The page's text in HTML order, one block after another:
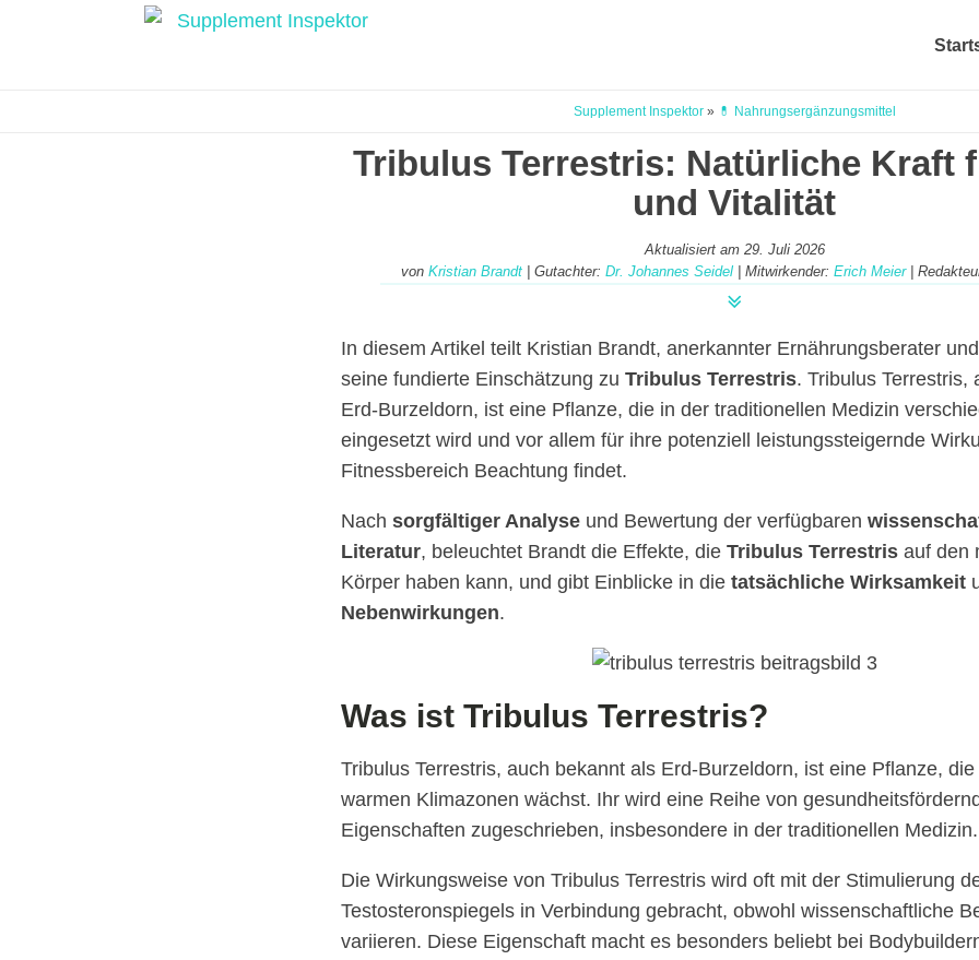
Supplement Inspektor» 💊 Nahrungsergänzungsmittel
Tribulus Terrestris: Natürliche Kraft
und Vitalität
Aktualisiert am 29. Juli 2026
von Kristian Brandt | Gutachter: Dr. Johannes Seidel | Mitwirkender: Erich Meier|
In diesem Artikel teilt Kristian Brandt, anerkannter Ernährungsberater
seine fundierte Einschätzung zu Tribulus Terrestris. Tribulus Terrestris,
Erd-Burzeldorn, ist eine Pflanze, die in der traditionellen Medizin
eingesetzt wird und vor allem für ihre potenziell leistungssteigernde
Fitnessbereich Beachtung findet.
Nach sorgfältiger Analyse und Bewertung der verfügbaren
Literatur, beleuchtet Brandt die Effekte, die Tribulus Terrestris auf den
Körper haben kann, und gibt Einblicke in die tatsächliche Wirksamkeit
Nebenwirkungen.
Was ist Tribulus Terrestris?
Tribulus Terrestris, auch bekannt als Erd-Burzeldorn, ist eine Pflanze,
warmen Klimazonen wächst. Ihr wird eine Reihe von
Eigenschaften zugeschrieben, insbesondere in der traditionellen Medizin.
Die Wirkungsweise von Tribulus Terrestris wird oft mit der Stimulierung
Testosteronspiegels in Verbindung gebracht, obwohl wissenschaftliche
variieren. Diese Eigenschaft macht es besonders beliebt bei